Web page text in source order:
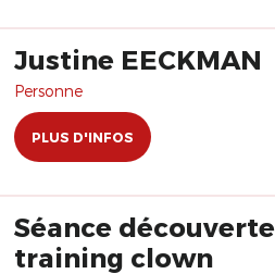
Justine EECKMAN
Personne
PLUS D'INFOS
Séance
training clown